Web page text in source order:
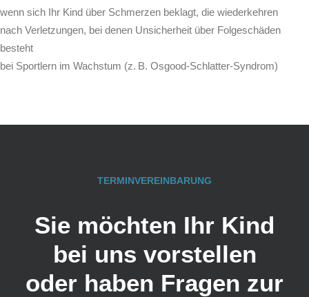
wenn sich Ihr Kind über Schmerzen beklagt, die wiederkehren
nach Verletzungen, bei denen Unsicherheit über Folgeschäden
besteht
bei Sportlern im Wachstum (z. B. Osgood-Schlatter-Syndrom)
TERMINVEREINBARUNG
Sie möchten Ihr Kind
bei uns vorstellen
oder haben Fragen zur